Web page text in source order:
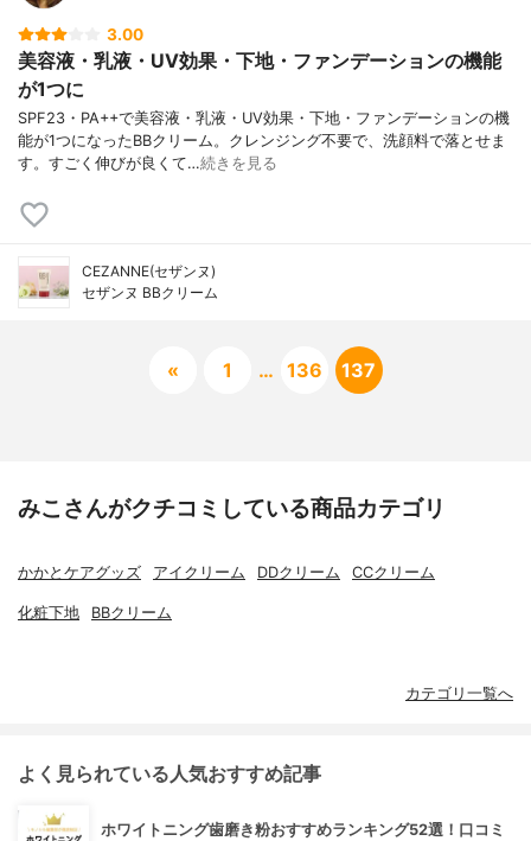
3.00
美容液・乳液・UV効果・下地・ファンデーションの機能
が1つに
SPF23・PA++で美容液・乳液・UV効果・下地・ファンデーションの機
能が1つになったBBクリーム。クレンジング不要で、洗顔料で落とせま
す。すごく伸びが良くて…続きを見る
CEZANNE(セザンヌ)
セザンヌ BBクリーム
« 1 … 136 137
みこさんがクチコミしている商品カテゴリ
かかとケアグッズ アイクリーム DDクリーム CCクリーム
化粧下地 BBクリーム
カテゴリ一覧へ
よく見られている人気おすすめ記事
ホワイトニング歯磨き粉おすすめランキング52選！口コミ